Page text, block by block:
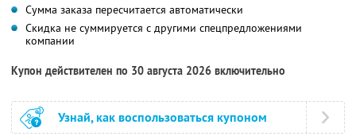
Сумма заказа пересчитается автоматически
Скидка не суммируется с другими спецпредложениями
компании
Купон действителен по 30 августа 2026 включительно
Узнай, как воспользоваться купоном